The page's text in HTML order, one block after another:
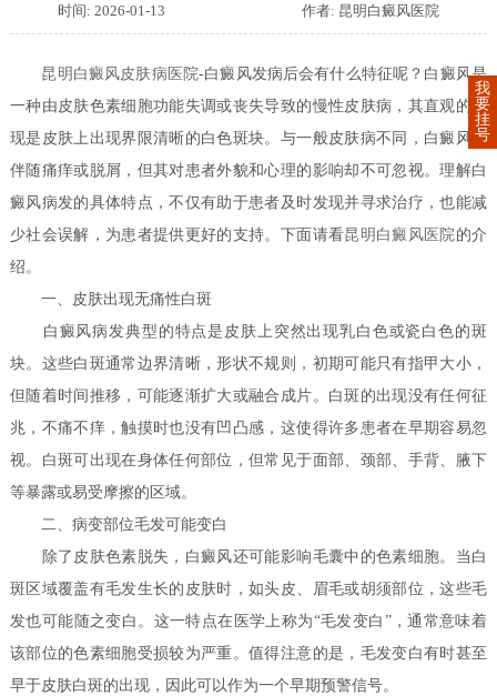
时间: 2026-01-13 作者: 昆明白癜风医院
昆明白癜风皮肤病医院-白癜风发病后会有什么特征呢？白癜风是
一种由皮肤色素细胞功能失调或丧失导致的慢性皮肤病，其直观的表
现是皮肤上出现界限清晰的白色斑块。与一般皮肤病不同，白癜风不
伴随痛痒或脱屑，但其对患者外貌和心理的影响却不可忽视。理解白
癜风病发的具体特点，不仅有助于患者及时发现并寻求治疗，也能减
少社会误解，为患者提供更好的支持。下面请看昆明白癜风医院的介
绍。
一、皮肤出现无痛性白斑
白癜风病发典型的特点是皮肤上突然出现乳白色或瓷白色的斑
块。这些白斑通常边界清晰，形状不规则，初期可能只有指甲大小，
但随着时间推移，可能逐渐扩大或融合成片。白斑的出现没有任何征
兆，不痛不痒，触摸时也没有凹凸感，这使得许多患者在早期容易忽
视。白斑可出现在身体任何部位，但常见于面部、颈部、手背、腋下
等暴露或易受摩擦的区域。
二、病变部位毛发可能变白
除了皮肤色素脱失，白癜风还可能影响毛囊中的色素细胞。当白
斑区域覆盖有毛发生长的皮肤时，如头皮、眉毛或胡须部位，这些毛
发也可能随之变白。这一特点在医学上称为“毛发变白”，通常意味着
该部位的色素细胞受损较为严重。值得注意的是，毛发变白有时甚至
早于皮肤白斑的出现，因此可以作为一个早期预警信号。
我
要
挂
号